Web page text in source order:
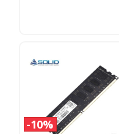
10%